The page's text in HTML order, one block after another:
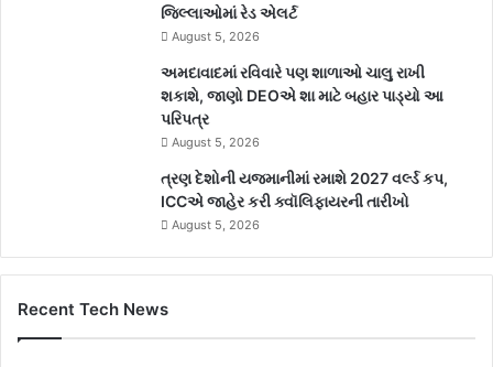
જિલ્લાઓમાં રેડ એલર્ટ
August 5, 2026
અમદાવાદમાં રવિવારે પણ શાળાઓ ચાલુ રાખી
શકાશે, જાણો DEOએ શા માટે બહાર પાડ્યો આ
પરિપત્ર
August 5, 2026
ત્રણ દેશોની યજમાનીમાં રમાશે 2027 વર્લ્ડ કપ,
ICCએ જાહેર કરી ક્વૉલિફાયરની તારીખો
August 5, 2026
Recent Tech News